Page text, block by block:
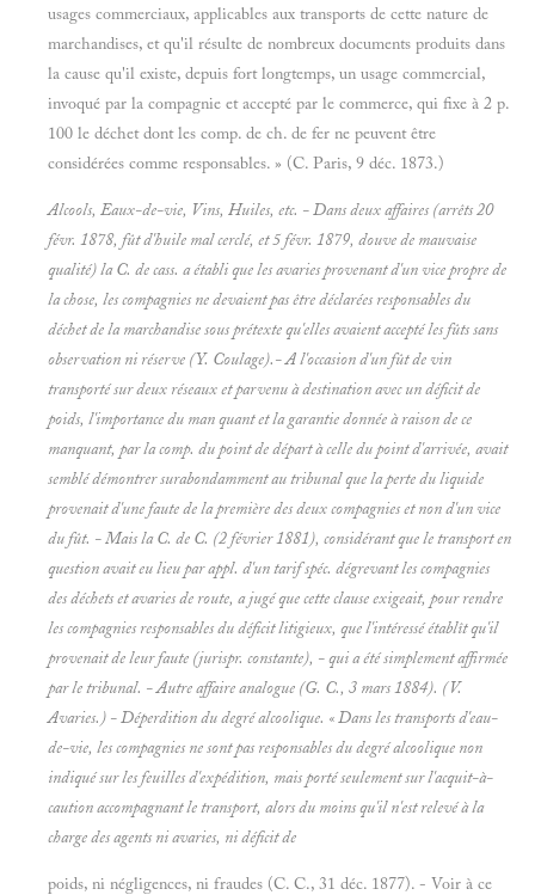
usages commerciaux, applicables aux transports de cette nature de
marchandises, et qu'il résulte de nombreux documents produits dans
la cause qu'il existe, depuis fort longtemps, un usage commercial,
invoqué par la compagnie et accepté par le commerce, qui fixe à 2 p.
100 le déchet dont les comp. de ch. de fer ne peuvent être
considérées comme responsables. » (C. Paris, 9 déc. 1873.)
Alcools, Eaux-de-vie, Vins, Huiles, etc. - Dans deux affaires (arrêts 20
févr. 1878, fût d'huile mal cerclé, et 5 févr. 1879, douve de mauvaise
qualité) la C. de cass. a établi que les avaries provenant d'un vice propre de
la chose, les compagnies ne devaient pas être déclarées responsables du
déchet de la marchandise sous prétexte qu'elles avaient accepté les fûts sans
observation ni réserve (Y. Coulage).- A l'occasion d'un fût de vin
transporté sur deux réseaux et parvenu à destination avec un déficit de
poids, l'importance du man quant et la garantie donnée à raison de ce
manquant, par la comp. du point de départ à celle du point d'arrivée, avait
semblé démontrer surabondamment au tribunal que la perte du liquide
provenait d'une faute de la première des deux compagnies et non d'un vice
du fût. - Mais la C. de C. (2 février 1881), considérant que le transport en
question avait eu lieu par appl. d'un tarif spéc. dégrevant les compagnies
des déchets et avaries de route, a jugé que cette clause exigeait, pour rendre
les compagnies responsables du déficit litigieux, que l'intéressé établît qu'il
provenait de leur faute (jurispr. constante), - qui a été simplement affirmée
par le tribunal. - Autre affaire analogue (G. C., 3 mars 1884). (V.
Avaries.) -Déperdition du degré alcoolique. « Dans les transports d'eau-
de-vie, les compagnies ne sont pas responsables du degré alcoolique non
indiqué sur les feuilles d'expédition, mais porté seulement sur l'acquit-à-
caution accompagnant le transport, alors du moins qu'il n'est relevé à la
charge des agents ni avaries, ni déficit de
poids, ni négligences, ni fraudes (C. C., 31 déc. 1877). - Voir à ce